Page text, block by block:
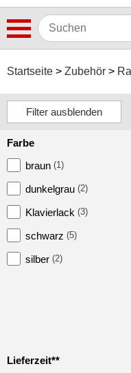
Startseite Zubehör
Autoradios
Dashcams
Elektromobilität
Freisprechanlagen
Multimedia
Navigationssoftware
Subwoofer
Farbe
braun (1)
dunkelgrau (2)
Klavierlack (3)
schwarz (5)
silber (2)
Lieferzeit**